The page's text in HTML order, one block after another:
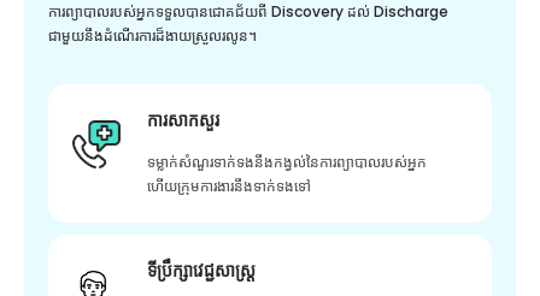
ការព្យាបាលរបស់អ្នកទទួលបានជោគជ័យពី Discovery ដល់ Discharge
ជាមួយនឹងដំណើរការដ៏ងាយស្រួលរលូន។
ការសាកសួរ
ទម្លាក់សំណួរទាក់ទងនឹងកង្វល់នៃការព្យាបាលរបស់អ្នក
ហើយក្រុមការងារនឹងទាក់ទងទៅ
ទីប្រឹក្សាវេជ្ជសាស្ត្រ